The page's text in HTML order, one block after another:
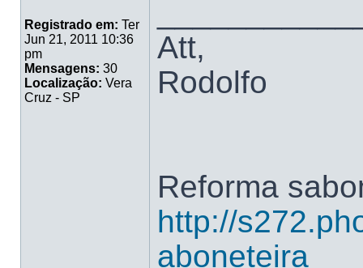
Registrado em: Ter
Jun 21, 2011 10:36
pm
Mensagens: 30
Localização: Vera
Cruz - SP
Att,
Rodolfo
Reforma
http://
aboneteira